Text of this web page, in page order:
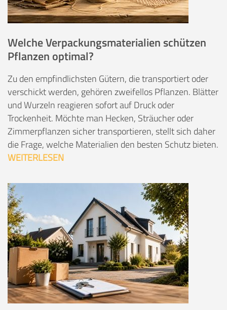
Welche Verpackungsmaterialien schützen
Pflanzen optimal?
Zu den empfindlichsten Gütern, die transportiert oder
verschickt werden, gehören zweifellos Pflanzen. Blätter
und Wurzeln reagieren sofort auf Druck oder
Trockenheit. Möchte man Hecken, Sträucher oder
Zimmerpflanzen sicher transportieren, stellt sich daher
die Frage, welche Materialien den besten Schutz bieten.
WEITERLESEN